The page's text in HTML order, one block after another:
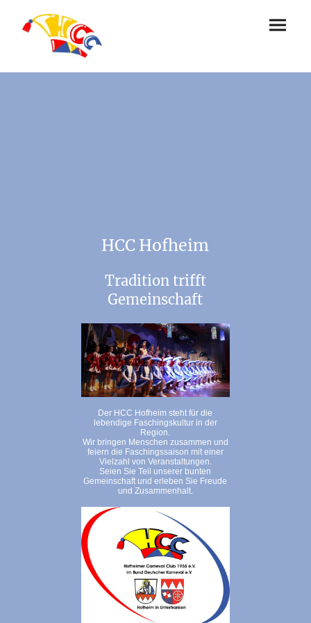
HCC Hofheim
Tradition trifft
Gemeinschaft
Der HCC Hofheim steht für die
lebendige Faschingskultur in der
Region.
Wir bringen Menschen zusammen und
feiern die Faschingssaison mit einer
Vielzahl von Veranstaltungen.
Seien Sie Teil unserer bunten
Gemeinschaft und erleben Sie Freude
und Zusammenhalt.